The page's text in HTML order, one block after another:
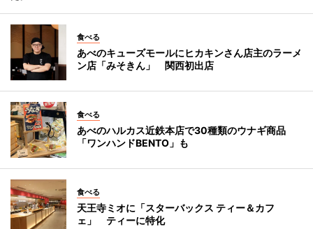
食べる
あべのキューズモールにヒカキンさん店主のラーメ
ン店「みそきん」 関西初出店
食べる
あべのハルカス近鉄本店で30種類のウナギ商品
「ワンハンドBENTO」も
食べる
天王寺ミオに「スターバックス ティー＆カフ
ェ」 ティーに特化